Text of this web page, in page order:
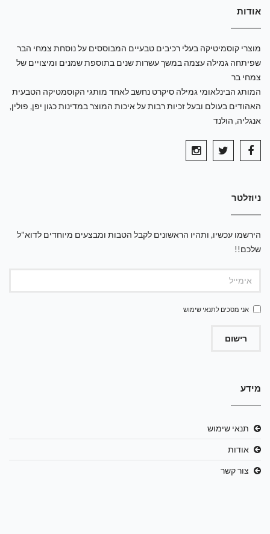
אודות
מוצרי קוסמיטיקה בעלי רכיבים טבעיים המבוססים על נוסחת צמחי הבר
שפיתחה גמילה עצמה במשך עשרות שנים בתוספת שמנים ומיצויים של
צמחי בר
המותג הבינלאומי גמילה סיקרט נחשב לאחד מותגי הקוסמטיקה הטבעית
האהודים בעולם ובעל זכיות רבות על איכות המוצר במדינות כגון יפן, פולין,
אנגליה, הולנד
ניוזלטר
הירשמו עכשיו, ותהיו הראשונים לקבל הטבות ומבצעים מיוחדים לדוא"ל
שלכם!!
אני מסכים לתנאי שימוש
רישום
מידע
תנאי שימוש
אודות
צור קשר